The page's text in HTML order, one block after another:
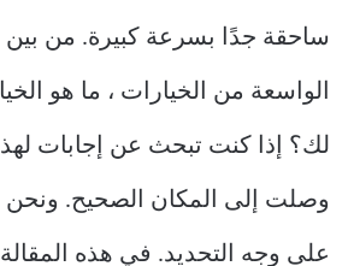
ساحقة جدًا بسرعة كبيرة. من بين
الواسعة من الخيارات ، ما هو
لك؟ إذا كنت تبحث عن إجابات
وصلت إلى المكان الصحيح. ونحن
على وجه التحديد. في هذه